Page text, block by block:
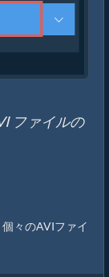
ファイルの
々のAVIファイ